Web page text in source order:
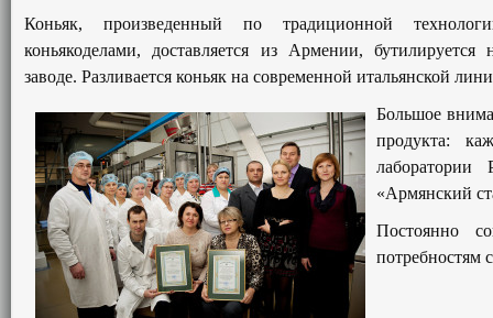
Коньяк, произведенный по традиционной
коньякоделами, доставляется из Армении,
заводе. Разливается коньяк на современной итальянской
Большое
продукта:
лаборатории
«Армянский
Постоянно
потребностям